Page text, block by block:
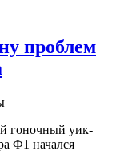
проблем
гоночный уик-
Ф1 начался